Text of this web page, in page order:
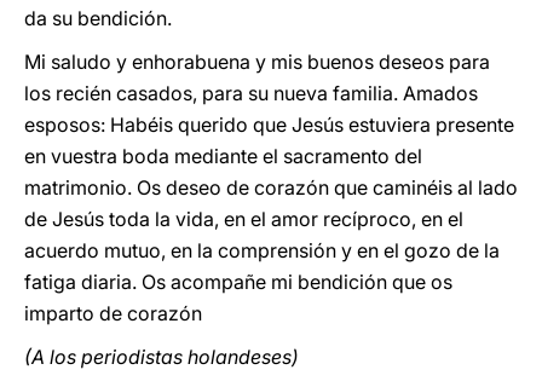
da su bendición.
Mi saludo y enhorabuena y mis buenos deseos para
los recién casados, para su nueva familia. Amados
esposos: Habéis querido que Jesús estuviera presente
en vuestra boda mediante el sacramento del
matrimonio. Os deseo de corazón que caminéis al lado
de Jesús toda la vida, en el amor recíproco, en el
acuerdo mutuo, en la comprensión y en el gozo de la
fatiga diaria. Os acompañe mi bendición que os
imparto de corazón
(A los periodistas holandeses)